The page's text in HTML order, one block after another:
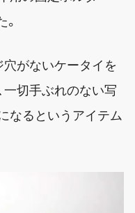
穴がないケータイを
一切手ぶれのない写
なるというアイテム